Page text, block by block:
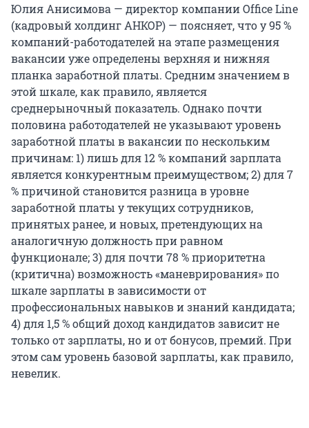
Юлия Анисимова — директор компании Office Line
(кадровый холдинг АНКОР) — поясняет, что у 95 %
компаний-работодателей на этапе размещения
вакансии уже определены верхняя и нижняя
планка заработной платы. Средним значением в
этой шкале, как правило, является
среднерыночный показатель. Однако почти
половина работодателей не указывают уровень
заработной платы в вакансии по нескольким
причинам: 1) лишь для 12 % компаний зарплата
является конкурентным преимуществом; 2) для 7
% причиной становится разница в уровне
заработной платы у текущих сотрудников,
принятых ранее, и новых, претендующих на
аналогичную должность при равном
функционале; 3) для почти 78 % приоритетна
(критична) возможность «маневрирования» по
шкале зарплаты в зависимости от
профессиональных навыков и знаний кандидата;
4) для 1,5 % общий доход кандидатов зависит не
только от зарплаты, но и от бонусов, премий. При
этом сам уровень базовой зарплаты, как правило,
невелик.